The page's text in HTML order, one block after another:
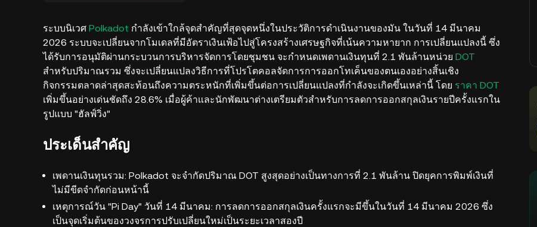
ระบบนิเวศ Polkadot กำลังเข้าใกล้จุดสำคัญที่สุดจุดหนึ่งในประวัติการดำเนินงานของมัน ในวันที่ 14 มีนาคม
2026 ระบบจะเปลี่ยนจากโมเดลที่มีอัตราเงินเฟ้อไปสู่โครงสร้างเศรษฐกิจที่เน้นความหายาก การเปลี่ยนแปลงนี้ ซึ่ง
ได้รับการอนุมัติผ่านกระบวนการบริหารจัดการโดยชุมชน จะกำหนดเพดานเงินทุนที่ 2.1 พันล้านหน่วย DOT
สำหรับปริมาณรวม ซึ่งจะเปลี่ยนแปลงวิธีการที่โปรโตคอลจัดการการออกโทเค็นของตนเองอย่างสิ้นเชิง
กิจกรรมตลาดล่าสุดสะท้อนถึงความตระหนักที่เพิ่มขึ้นต่อการเปลี่ยนแปลงที่กำลังจะเกิดขึ้นเหล่านี้ โดย ราคา DOT
เพิ่มขึ้นอย่างเด่นชัดถึง 28.6% เมื่อผู้ค้าและนักพัฒนาต่างเตรียมตัวสำหรับการลดการออกสกุลเงินรายปีครั้งแรกใน
รูปแบบ "ฮัลฟ์วิ่ง"
ประเด็นสำคัญ
เพดานเงินทุนรวม: Polkadot จะจำกัดปริมาณ DOT สูงสุดอย่างเป็นทางการที่ 2.1 พันล้าน ปิดยุคการพิมพ์เงินที่
ไม่มีขีดจำกัดก่อนหน้านี้
เหตุการณ์วัน "Pi Day" วันที่ 14 มีนาคม: การลดการออกสกุลเงินครั้งแรกจะมีขึ้นในวันที่ 14 มีนาคม 2026 ซึ่ง
เป็นจุดเริ่มต้นของวงจรการปรับเปลี่ยนใหม่เป็นระยะเวลาสองปี